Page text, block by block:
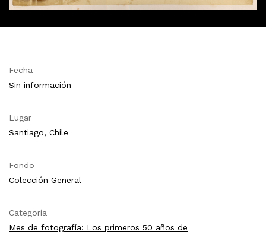
Fecha
Sin información
Lugar
Santiago, Chile
Fondo
Colección General
Categoría
Mes de fotografía: Los primeros 50 años de